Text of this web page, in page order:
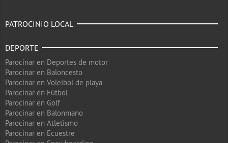
PATROCINIO LOCAL
DEPORTE
Parocinar en Deportes de motor
Parocinar en Baloncesto
Parocinar en Voleibol de playa
Parocinar en Fútbol
Parocinar en Golf
Parocinar en Balonmano
Parocinar en Atletismo
Parocinar en Ecuestre